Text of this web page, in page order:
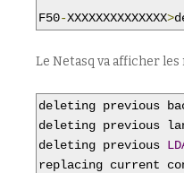
F50-XXXXXXXXXXXXXX>
Le Netasq va afficher les
deleting previous
deleting previous
deleting previous
replacing current